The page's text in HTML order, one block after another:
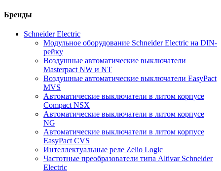
Бренды
Schneider Electric
Модульное оборудование Schneider Electric на DIN-
рейку
Воздушные автоматические выключатели
Masterpact NW и NT
Воздушные автоматические выключатели EasyPact
MVS
Автоматические выключатели в литом корпусе
Compact NSX
Автоматические выключатели в литом корпусе
NG
Автоматические выключатели в литом корпусе
EasyPact CVS
Интеллектуальные реле Zelio Logic
Частотные преобразователи типа Altivar Schneider
Electric